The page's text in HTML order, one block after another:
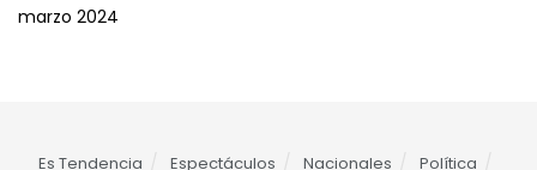
marzo 2024
Es Tendencia Espectáculos Nacionales Política